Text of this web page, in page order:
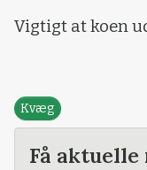
Vigtigt at koen
Kvæg
Få